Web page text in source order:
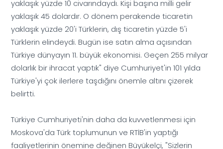
yaklaşık yüzde 10 civarındaydı. Kişi başına milli gelir
yaklaşık 45 dolardır. O dönem perakende ticaretin
yaklaşık yüzde 20'i Türklerin, dış ticaretin yüzde 5'i
Türklerin elindeydi. Bugün ise satın alma açısından
Türkiye dünyayın 11. büyük ekonomisi. Geçen 255 milyar
dolarlık bir ihracat yaptık" diye Cumhuriyet'in 101 yılda
Türkiye'yi çok ilerlere taşdığını önemle altını çizerek
belirtti.
Türkiye Cumhuriyeti'nin daha da kuvvetlenmesi için
Moskova'da Türk toplumunun ve RTİB'in yaptığı
faaliyetlerinin önemine değinen Büyükelçi, "Sizlerin